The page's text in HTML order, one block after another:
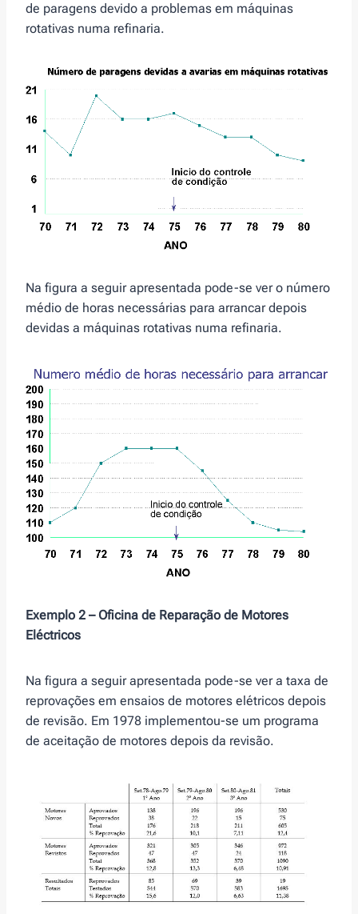
de paragens devido a problemas em máquinas
rotativas numa refinaria.
Na figura a seguir apresentada pode-se ver o número
médio de horas necessárias para arrancar depois
devidas a máquinas rotativas numa refinaria.
Exemplo 2 – Oficina de Reparação de Motores
Eléctricos
Na figura a seguir apresentada pode-se ver a taxa de
reprovações em ensaios de motores elétricos depois
de revisão. Em 1978 implementou-se um programa
de aceitação de motores depois da revisão.